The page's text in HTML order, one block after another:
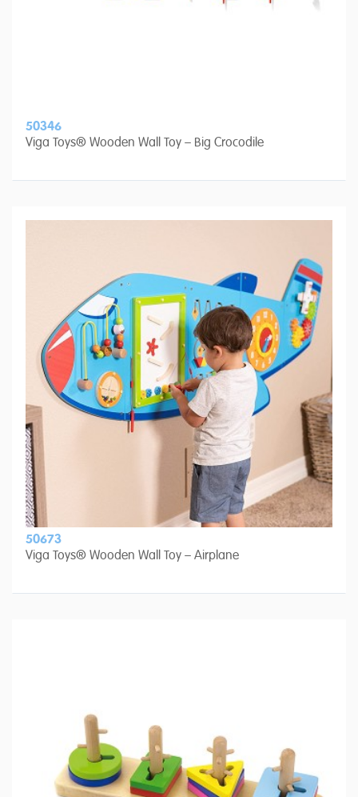
50346
Viga Toys® Wooden Wall Toy – Big Crocodile
50673
Viga Toys® Wooden Wall Toy – Airplane